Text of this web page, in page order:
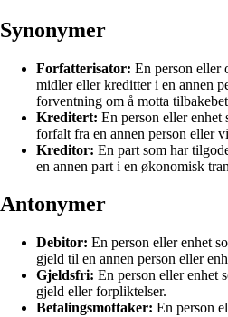
Synonymer
Forfatterisator: En person eller
midler eller kreditter i en annen
forventning om å motta
Kreditert: En person eller enhet
forfalt fra en annen person eller
Kreditor: En part som har
en annen part i en økonomisk
Antonymer
Debitor: En person eller enhet
gjeld til en annen person eller
Gjeldsfri: En person eller enhet
gjeld eller forpliktelser.
Betalingsmottaker: En person